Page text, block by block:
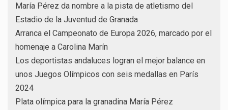
María Pérez da nombre a la pista de atletismo del
Estadio de la Juventud de Granada
Arranca el Campeonato de Europa 2026, marcado por el
homenaje a Carolina Marín
Los deportistas andaluces logran el mejor balance en
unos Juegos Olímpicos con seis medallas en París
2024
Plata olímpica para la granadina María Pérez